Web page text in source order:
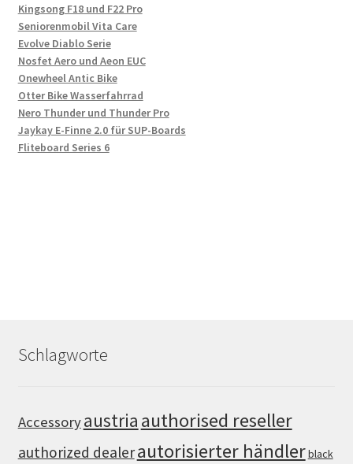
Kingsong F18 und F22 Pro
Seniorenmobil Vita Care
Evolve Diablo Serie
Nosfet Aero und Aeon EUC
Onewheel Antic Bike
Otter Bike Wasserfahrrad
Nero Thunder und Thunder Pro
Jaykay E-Finne 2.0 für SUP-Boards
Fliteboard Series 6
Schlagworte
Accessoryaustria authorised reseller
authorized dealerautorisierter händlerblack